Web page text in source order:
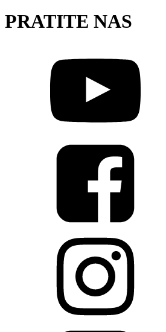
PRATITE NAS